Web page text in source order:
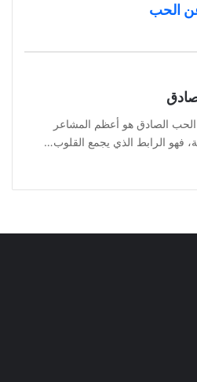
الحب
الصادق هو أعظم المشاعر
فهو الرابط الذي يجمع القلوب…